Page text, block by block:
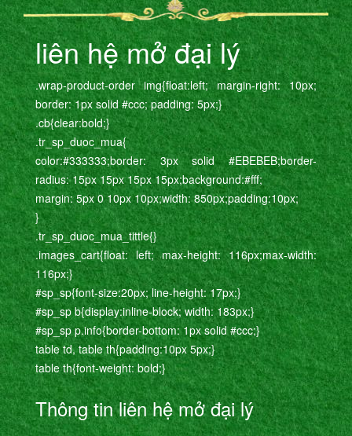
liên hệ mở đại lý
.wrap-product-order img{float:left; margin-right: 10px;
border: 1px solid #ccc; padding: 5px;}
.cb{clear:bold;}
.tr_sp_duoc_mua{
color:#333333;border: 3px solid #EBEBEB;border-
radius: 15px 15px 15px 15px;background:#fff;
margin: 5px 0 10px 10px;width: 850px;padding:10px;
}
.tr_sp_duoc_mua_tittle{}
.images_cart{float: left; max-height: 116px;max-width:
116px;}
#sp_sp{font-size:20px; line-height: 17px;}
#sp_sp b{display:inline-block; width: 183px;}
#sp_sp p.info{border-bottom: 1px solid #ccc;}
table td, table th{padding:10px 5px;}
table th{font-weight: bold;}
Thông tin liên hệ mở đại lý